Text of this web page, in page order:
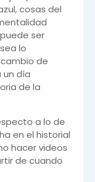
cosas del
ser
lo
de
un día
de la
a lo de
en el historial
hacer videos
de cuando